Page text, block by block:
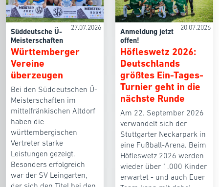
27.07.2026
Süddeutsche Ü-
Meisterschaften
Württemberger
Vereine
überzeugen
Bei den Süddeutschen Ü-
Meisterschaften im
mittelfränkischen Altdorf
haben die
württembergischen
Vertreter starke
Leistungen gezeigt.
Besonders erfolgreich
war der SV Leingarten,
20.07.2026
Anmeldung jetzt
offen!
Höfleswetz 2026:
Deutschlands
größtes Ein-Tages-
Turnier geht in die
nächste Runde
Am 22. September 2026
verwandelt sich der
Stuttgarter Neckarpark in
eine Fußball-Arena. Beim
Höfleswetz 2026 werden
wieder über 1.000 Kinder
erwartet - und auch Euer